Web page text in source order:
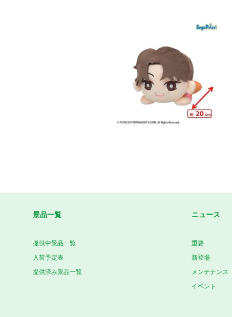
景品一覧
提供中景品一覧
入荷予定表
提供済み景品一覧
ニュース
重要
新登場
メンテナンス
イベント